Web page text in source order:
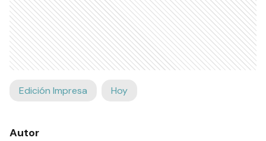
Edición Impresa Hoy
Autor